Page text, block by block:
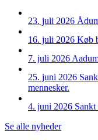
23. juli 2026
16. juli 2026 Køb
7. juli 2026
25. juni 2026
mennesker.
4. juni 2026
Se alle nyheder